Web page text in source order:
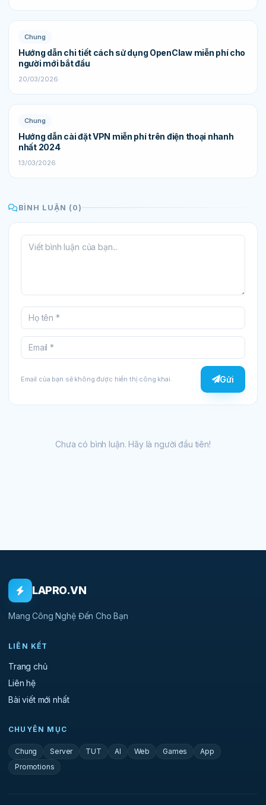
Chung
Hướng dẫn chi tiết cách sử dụng OpenClaw miễn phí cho
người mới bắt đầu
20/03/2026
Chung
Hướng dẫn cài đặt VPN miễn phí trên điện thoại nhanh
nhất 2024
13/03/2026
BÌNH LUẬN (0)
Email của bạn sẽ không được hiển thị công khai. Gửi
Chưa có bình luận. Hãy là người đầu tiên!
LAPRO.VN
Mang Công Nghệ Đến Cho Bạn
LIÊN KẾT
Trang chủ
Liên hệ
Bài viết mới nhất
CHUYÊN MỤC
Chung Server TUT AI Web Games
App
Promotions